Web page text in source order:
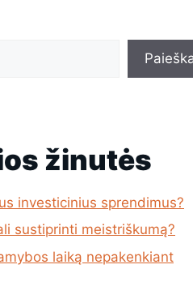
žinutės
investicinius sprendimus?
sustiprinti meistriškumą?
laiką nepakenkiant